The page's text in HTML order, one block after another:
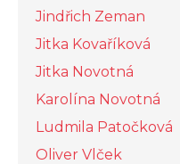
Jindřich Zeman
Jitka Kovaříková
Jitka Novotná
Karolína Novotná
Ludmila Patočková
Oliver Vlček